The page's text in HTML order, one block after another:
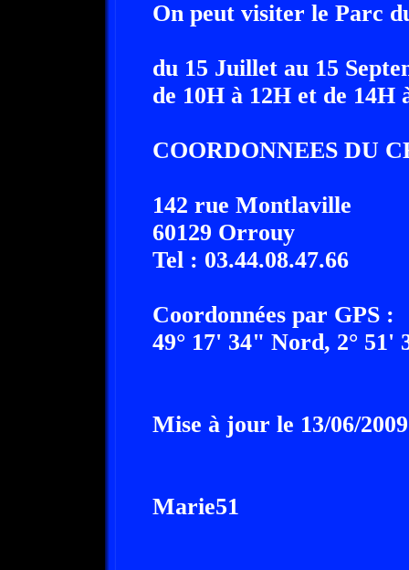
On peut visiter le Parc
du 15 Juillet au 15
de 10H à 12H et de 14H
COORDONNEES DU
142 rue Montlaville
60129 Orrouy
Tel : 03.44.08.47.66
Coordonnées par GPS :
49° 17' 34" Nord, 2° 51'
Mise à jour le 13/06/2009
Marie51